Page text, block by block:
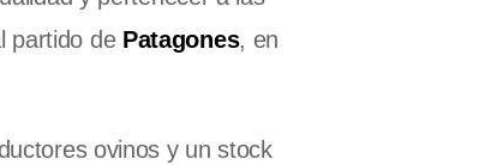
partido de Patagones, en
ovinos y un stock